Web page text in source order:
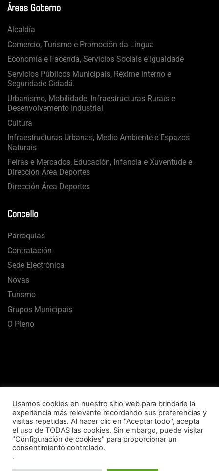
Áreas Goberno
Alcaldía
Comercio, Turismo e Promoción da Lingua
Economía e Facenda, Servicios Sociais e Igualdade
Servicios Públicos Municipais, Réxime interno e
Seguridade Cidadá.
Urbanismo, Mobilidade, Infraestructuras Rurais e
Desenvolvemento Industrial
Cultura
Infraestructuras Urbanas, Medio Ambiente e Espazos
Naturais
Feiras e Mercados, Educación, Infancia e Xuventude e
Dirección Área Deportes
Dirección Área Deportes
Concello
Parroquias
Contratación
Sede Electrónica
Novas
Turismo
Grupos Municipais
O Pleno
Aviso Legal Termos de usoPolítica de Privacidade
Política de CookiesMapa Web
Usamos cookies en nuestro sitio web para brindarle la
experiencia más relevante recordando sus preferencias y
visitas repetidas. Al hacer clic en "Aceptar todo", acepta
el uso de TODAS las cookies. Sin embargo, puede visitar
"Configuración de cookies" para proporcionar un
consentimiento controlado.
.